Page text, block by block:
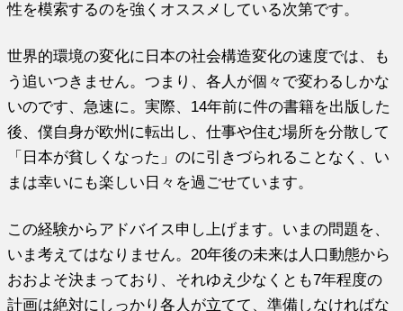
性を模索するのを強くオススメしている次第です。
世界的環境の変化に日本の社会構造変化の速度では、も
う追いつきません。つまり、各人が個々で変わるしかな
いのです、急速に。実際、14年前に件の書籍を出版した
後、僕自身が欧州に転出し、仕事や住む場所を分散して
「日本が貧しくなった」のに引きづられることなく、い
まは幸いにも楽しい日々を過ごせています。
この経験からアドバイス申し上げます。いまの問題を、
いま考えてはなりません。20年後の未来は人口動態から
おおよそ決まっており、それゆえ少なくとも7年程度の
計画は絶対にしっかり各人が立てて、準備しなければな